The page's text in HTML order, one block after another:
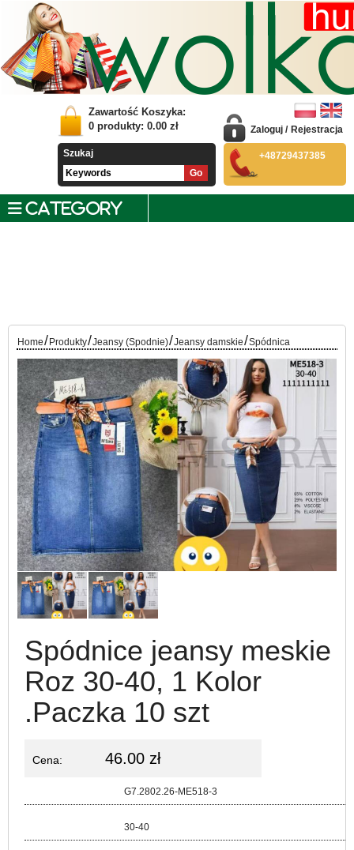
Zawartość Koszyka:
0 produkty: 0.00 zł
Szukaj
Zaloguj / Rejestracja
+48729437385
CATEGORY
Home/ Produkty/Jeansy (Spodnie)/Jeansy damskie/Spódnica
Spódnice jeansy meskie
Roz 30-40, 1 Kolor
.Paczka 10 szt
Cena: 46.00 zł
G7.2802.26-ME518-3
30-40